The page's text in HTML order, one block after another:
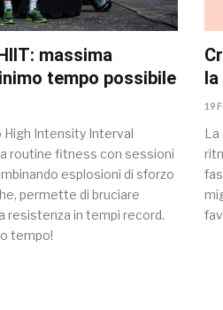
massima
tempo possibile
High Intensity Interval
routine fitness con sessioni
esplosioni di sforzo
permette di bruciare
resistenza in tempi record.
tempo!
19
La